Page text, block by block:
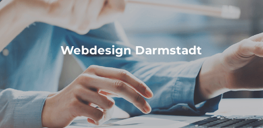
Webdesign Darmstadt